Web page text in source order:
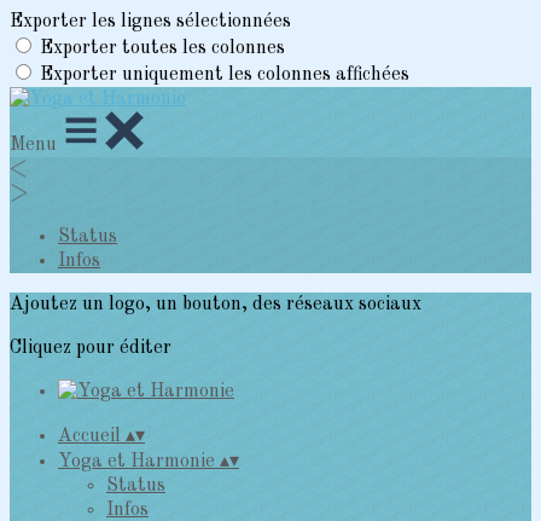
Exporter les lignes sélectionnées
Exporter toutes les colonnes
Exporter uniquement les colonnes affichées
Menu
<
>
Status
Infos
Ajoutez un logo, un bouton, des réseaux sociaux
Cliquez pour éditer
Accueil ▴▾
Yoga et Harmonie ▴▾
Status
Infos